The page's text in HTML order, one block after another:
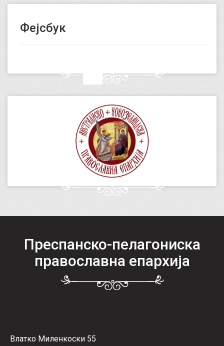
Фејсбук
Преспанско-пелагониска
православна епархија
Влатко Миленкоски 55